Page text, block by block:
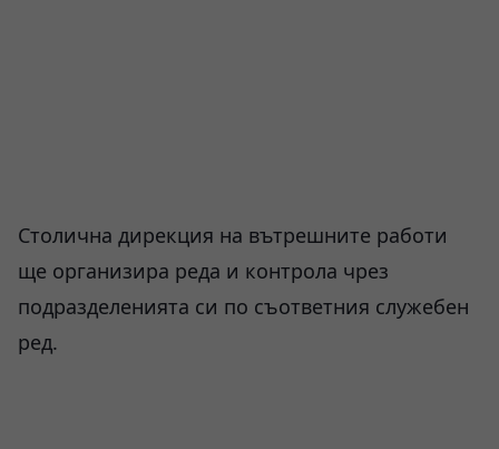
Столична дирекция на вътрешните работи
ще организира реда и контрола чрез
подразделенията си по съответния служебен
ред.